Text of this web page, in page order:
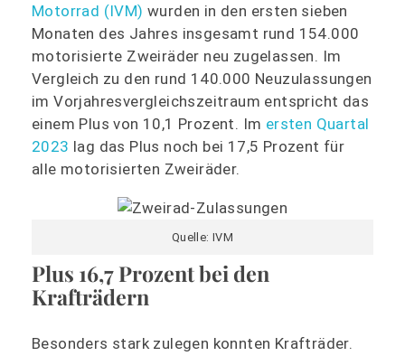
Motorrad (IVM) wurden in den ersten sieben
Monaten des Jahres insgesamt rund 154.000
motorisierte Zweiräder neu zugelassen. Im
Vergleich zu den rund 140.000 Neuzulassungen
im Vorjahresvergleichszeitraum entspricht das
einem Plus von 10,1 Prozent. Im ersten Quartal
2023 lag das Plus noch bei 17,5 Prozent für
alle motorisierten Zweiräder.
Quelle: IVM
Plus 16,7 Prozent bei den
Krafträdern
Besonders stark zulegen konnten Krafträder.